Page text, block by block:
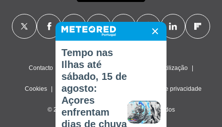
Contacto Sobre nós Termos de utilização
Cookies Política de privacidade Definições de privacidade
© 2026 Meteored. Todos os direitos reservados
Tempo nas
Ilhas até
sábado, 15 de
agosto:
Açores
enfrentam
dias de chuva